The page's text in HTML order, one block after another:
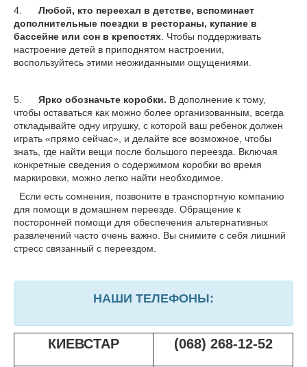
4. Любой, кто переехал в детстве, вспоминает
дополнительные поездки в рестораны, купание в
бассейне или сон в крепостях . Чтобы поддерживать
настроение детей в приподнятом настроении,
воспользуйтесь этими неожиданными ощущениями.
5. Ярко обозначьте коробки. В дополнение к тому,
чтобы оставаться как можно более организованным, всегда
откладывайте одну игрушку, с которой ваш ребенок должен
играть «прямо сейчас», и делайте все возможное, чтобы
знать, где найти вещи после большого переезда. Включая
конкретные сведения о содержимом коробки во время
маркировки, можно легко найти необходимое.
Если есть сомнения, позвоните в транспортную компанию
для помощи в домашнем переезде. Обращение к
посторонней помощи для обеспечения альтернативных
развлечений часто очень важно. Вы снимите с себя лишний
стресс связанный с переездом.
НАШИ ТЕЛЕФОНЫ:
КИЕВСТАР (068) 268-12-52